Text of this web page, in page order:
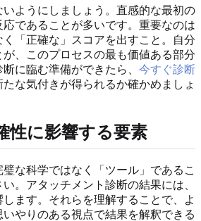
ようにしましょう。直感的な最初の
であることが多いです。重要なのは
く「正確な」スコアを出すこと。自分
、このプロセスの最も価値ある部分
に臨む準備ができたら、 今すぐ診断
たな気付きが得られるか確かめましょ
性に影響する要素
な科学ではなく「ツール」であるこ
。アタッチメント診断の結果には、
ます。それらを理解することで、よ
やりのある視点で結果を解釈できる